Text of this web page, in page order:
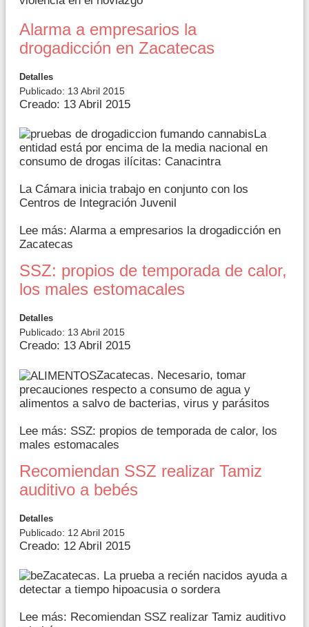
Alarma a empresarios la
drogadicción en Zacatecas
Detalles
Publicado: 13 Abril 2015
Creado: 13 Abril 2015
La
entidad está por encima de la media nacional en
consumo de drogas ilícitas: Canacintra
La Cámara inicia trabajo en conjunto con los
Centros de Integración Juvenil
Lee más: Alarma a empresarios la drogadicción en
Zacatecas
SSZ: propios de temporada de calor,
los males estomacales
Detalles
Publicado: 13 Abril 2015
Creado: 13 Abril 2015
Zacatecas. Necesario, tomar
precauciones respecto a consumo de agua y
alimentos a salvo de bacterias, virus y parásitos
Lee más: SSZ: propios de temporada de calor, los
males estomacales
Recomiendan SSZ realizar Tamiz
auditivo a bebés
Detalles
Publicado: 12 Abril 2015
Creado: 12 Abril 2015
Zacatecas. La prueba a recién nacidos ayuda a
detectar a tiempo hipoacusia o sordera
Lee más: Recomiendan SSZ realizar Tamiz auditivo